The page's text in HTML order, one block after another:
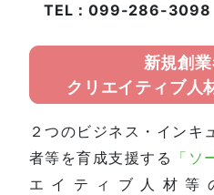
TEL：099-286-3098
新規創
クリエイティブ人
２つのビジネス・インキ
者等を育成支援する 「ソ
エイティブ人材等